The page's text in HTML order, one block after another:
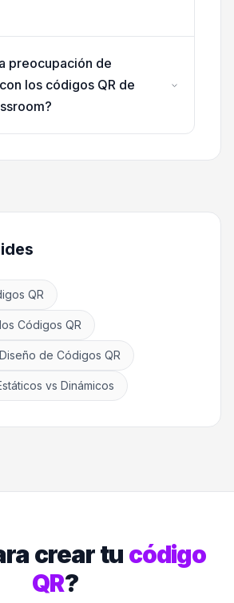
preocupación de
los códigos QR de
QR
Códigos QR
de Códigos QR
vs Dinámicos
crear tu código
QR?